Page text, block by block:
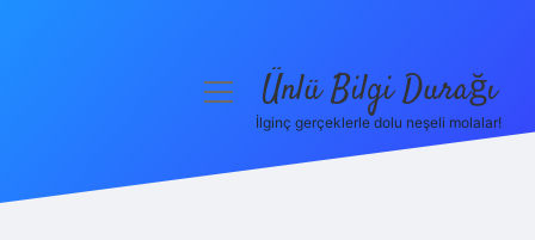
menüyüÜnlü Bilgi Durağı
İlginç gerçeklerle dolu neşeli molalar!